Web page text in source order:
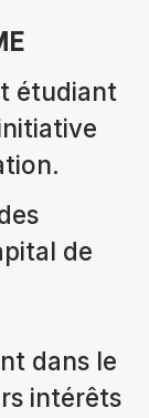
étudiant
de
dans le
intérêts